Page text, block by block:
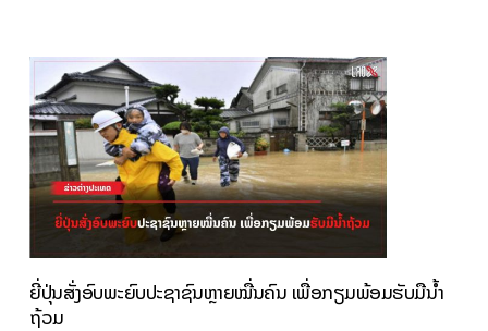
ຍີ່ປຸ່ນສັ່ງອົບພະຍົບປະຊາຊົນຫຼາຍໝື່ນຄົນ ເພື່ອກຽມພ້ອມຮັບມືນ້ຳ
ຖ້ວມ